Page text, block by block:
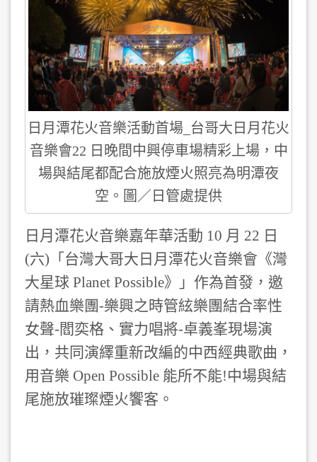
日月潭花火音樂活動首場_台哥大日月花火
音樂會22 日晚間中興停車場精彩上場，中
場與結尾都配合施放煙火照亮為明潭夜
空。圖／日管處提供
日月潭花火音樂嘉年華活動 10 月 22 日
(六)「台灣大哥大日月潭花火音樂會《灣
大星球 Planet Possible》」作為首發，邀
請熱血樂團-樂興之時管絃樂團結合率性
女聲-閻奕格、實力唱將-卓義峯現場演
出，共同演繹重新改編的中西經典歌曲，
用音樂 Open Possible 能所不能!中場與結
尾施放璀璨煙火饗客。